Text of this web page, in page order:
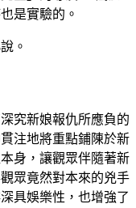
是實驗的。
。
究新娘報仇所應負的
注地將重點鋪陳於新
身，讓觀眾伴隨著新
眾竟然對本來的兇手
具娛樂性，也增強了